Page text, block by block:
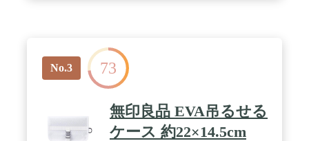
No.3 73
無印良品 EVA吊るせる
ケース 約22×14.5cm